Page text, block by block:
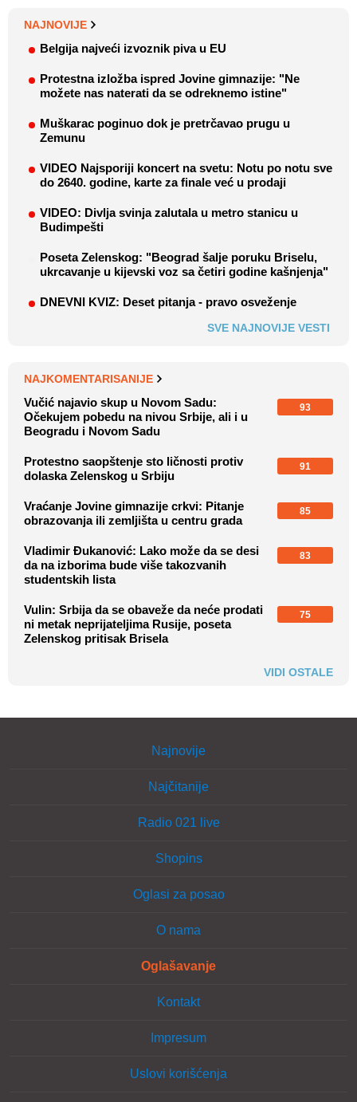
NAJNOVIJE
Belgija najveći izvoznik piva u EU
Protestna izložba ispred Jovine gimnazije: "Ne
možete nas naterati da se odreknemo istine"
Muškarac poginuo dok je pretrčavao prugu u
Zemunu
VIDEO Najsporiji koncert na svetu: Notu po notu sve
do 2640. godine, karte za finale već u prodaji
VIDEO: Divlja svinja zalutala u metro stanicu u
Budimpešti
Poseta Zelenskog: "Beograd šalje poruku Briselu,
ukrcavanje u kijevski voz sa četiri godine kašnjenja"
DNEVNI KVIZ: Deset pitanja - pravo osveženje
SVE NAJNOVIJE VESTI
NAJKOMENTARISANIJE
Vučić najavio skup u Novom Sadu:
Očekujem pobedu na nivou Srbije, ali i u
Beogradu i Novom Sadu
93
Protestno saopštenje sto ličnosti protiv
dolaska Zelenskog u Srbiju
91
Vraćanje Jovine gimnazije crkvi: Pitanje
obrazovanja ili zemljišta u centru grada
85
Vladimir Đukanović: Lako može da se desi
da na izborima bude više takozvanih
studentskih lista
83
Vulin: Srbija da se obaveže da neće prodati
ni metak neprijateljima Rusije, poseta
Zelenskog pritisak Brisela
75
VIDI OSTALE
Najnovije
Najčitanije
Radio 021 live
Shopins
Oglasi za posao
O nama
Oglašavanje
Kontakt
Impresum
Uslovi korišćenja